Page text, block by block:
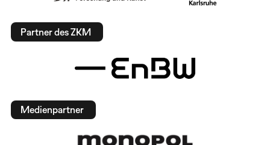
Partner des ZKM
Medienpartner